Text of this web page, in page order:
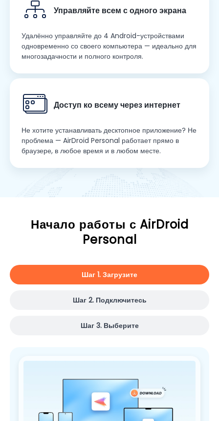
Управляйте всем с одного экрана
Удалённо управляйте до 4 Android-устройствами
одновременно со своего компьютера — идеально для
многозадачности и полного контроля.
Доступ ко всему через интернет
Не хотите устанавливать десктопное приложение? Не
проблема — AirDroid Personal работает прямо в
браузере, в любое время и в любом месте.
Начало работы с AirDroid
Personal
Шаг 1. Загрузите
Шаг 2. Подключитесь
Шаг 3. Выберите